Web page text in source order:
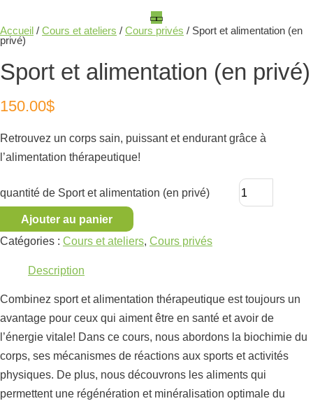
Accueil / Cours et ateliers / Cours privés / Sport et alimentation (en
privé)
Sport et alimentation (en privé)
150.00$
Retrouvez un corps sain, puissant et endurant grâce à
l’alimentation thérapeutique!
quantité de Sport et alimentation (en privé)
Ajouter au panier
Catégories : Cours et ateliers, Cours privés
Description
Combinez sport et alimentation thérapeutique est toujours un
avantage pour ceux qui aiment être en santé et avoir de
l’énergie vitale! Dans ce cours, nous abordons la biochimie du
corps, ses mécanismes de réactions aux sports et activités
physiques. De plus, nous découvrons les aliments qui
permettent une régénération et minéralisation optimale du